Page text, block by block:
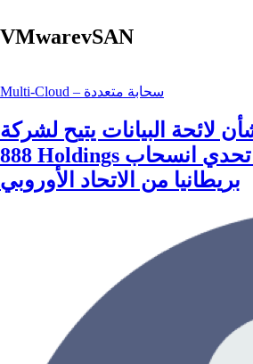
VMwarevSAN
Multi-Cloud – سحابة متعددة
لائحة البيانات يتيح لشركة
‎888‎ Holdings التغلب على تحدي انسحاب
بريطانيا من الاتحاد الأوروبي